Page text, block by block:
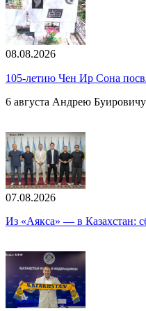
08.08.2026
105-летию Чен Ир Сона
6 августа Андрею
07.08.2026
Из «Аякса» — в Казахстан: